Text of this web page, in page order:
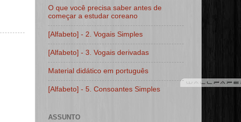
O que você precisa saber antes de
começar a estudar coreano
[Alfabeto] - 2. Vogais Simples
[Alfabeto] - 3. Vogais derivadas
Material didático em português
[Alfabeto] - 5. Consoantes Simples
ASSUNTO